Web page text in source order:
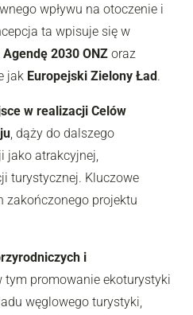
wpływu na otoczenie i
ta wpisuje się w
Agendę 2030 ONZ oraz
jak Europejski Zielony Ład.
w realizacji Celów
, dąży do dalszego
jako atrakcyjnej,
turystycznej. Kluczowe
zakończonego projektu
i
tym promowanie ekoturystyki
węglowego turystyki,